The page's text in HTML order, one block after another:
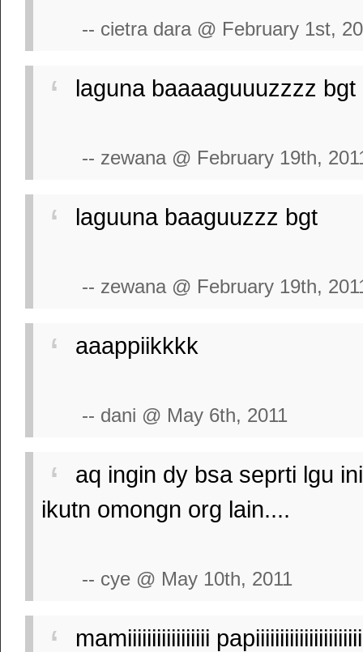
-- cietra dara @ February 1st,
laguna baaaaguuuzzzz bgt
-- zewana @ February 19th,
laguuna baaguuzzz bgt
-- zewana @ February 19th,
aaappiikkkk
-- dani @ May 6th, 2011
aq ingin dy bsa seprti lgu
ikutn omongn org lain....
-- cye @ May 10th, 2011
mamiiiiiiiiiiiiiiiii